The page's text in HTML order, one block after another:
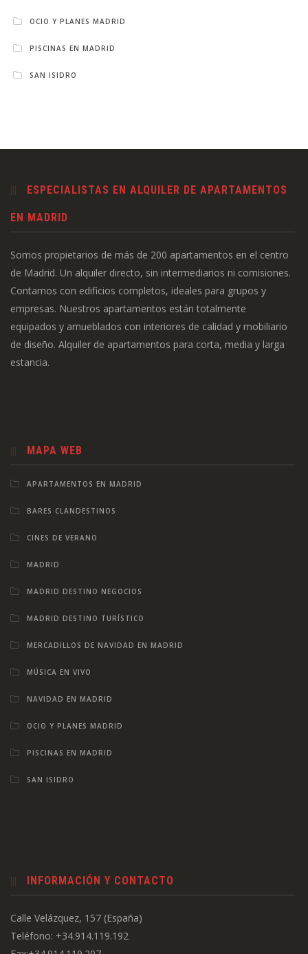
OCIO Y PLANES MADRID
PISCINAS EN MADRID
SAN ISIDRO
ESPECIALISTAS EN ALQUILER DE APARTAMENTOS
EN MADRID
Somos propietarios de más de 200 apartamentos en el centro
de Madrid. Un alquiler directo, sin intermediarios ni comisiones.
Contamos con edificios completos, ideales para grupos y
empresas. Nuestros apartamentos están totalmente
equipados y amueblados con interiores de calidad y mobiliario
de diseño. Alquiler de apartamentos para corta, media y larga
estancia.
MAPA WEB
APARTAMENTOS EN MADRID
BARES CLANDESTINOS
CINES DE VERANO
MADRID
MADRID DESTINO NEGOCIOS
MADRID DESTINO TURÍSTICO
MERCADILLOS DE NAVIDAD EN MADRID
MÚSICA EN VIVO
NAVIDAD EN MADRID
OCIO Y PLANES MADRID
PISCINAS EN MADRID
SAN ISIDRO
INFORMACIÓN Y CONTACTO
Calle Velázquez, 157 (España)
Teléfono: +34.914.119.192